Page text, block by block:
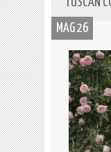
MAG 26